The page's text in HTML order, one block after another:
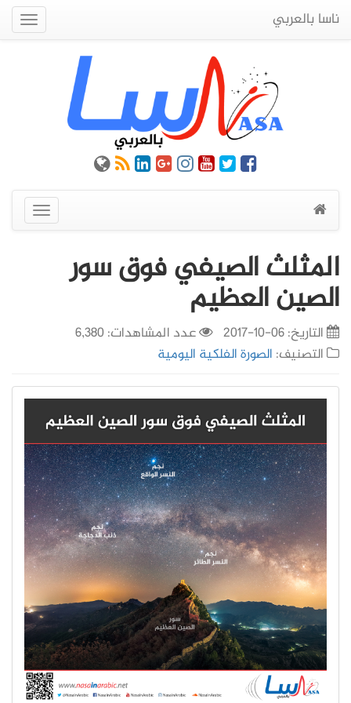
ناسا بالعربي
عرض
القائمة
المثلث الصيفي فوق سور
الصين العظيم
التاريخ:06-10-2017
عدد المشاهدات: 6,380
التصنيف: الصورة الفلكية اليومية